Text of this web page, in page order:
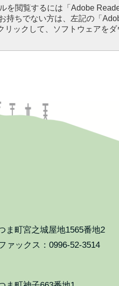
を閲覧するには「Adobe
持ちでない方は、左記の「
リックして、ソフトウェアを
ま町宮之城屋地1565番地2
ックス：0996-52-3514